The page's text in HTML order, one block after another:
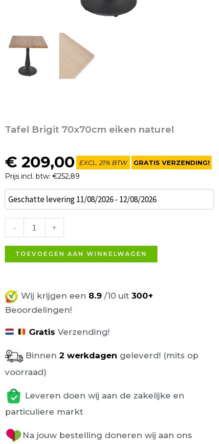
Tafel Brigit 70x70cm eiken naturel
€ 209,00
Prijs incl. btw: €252,89
EXCL. 21% BTW GRATIS VERZENDING!
Geschatte levering 11/08/2026 - 12/08/2026
-
Tafel
Brigit
70x70cm
eiken
naturel
aantal
+
TOEVOEGEN AAN WINKELWAGEN
Wij krijgen een 8.9 /10 uit 300+
Beoordelingen!
Gratis Verzending!
Binnen 2 werkdagen geleverd! (mits op
voorraad)
Leveren doen wij aan de zakelijke en
particuliere markt
Na jouw bestelling doneren wij aan ons